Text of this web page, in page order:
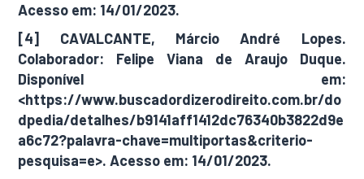
Acesso em: 14/01/2023.
[4] CAVALCANTE, Márcio André Lopes.
Colaborador: Felipe Viana de Araujo Duque.
Disponível em:
<https://www.buscadordizerodireito.com.br/do
dpedia/detalhes/b9141aff1412dc76340b3822d9e
a6c72?palavra-chave=multiportas&criterio-
pesquisa=e>. Acesso em: 14/01/2023.